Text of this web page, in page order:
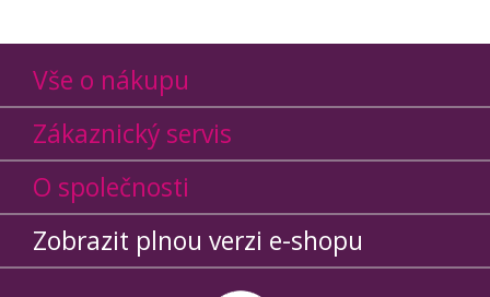
Vše o nákupu
Zákaznický servis
O společnosti
Zobrazit plnou verzi e-shopu